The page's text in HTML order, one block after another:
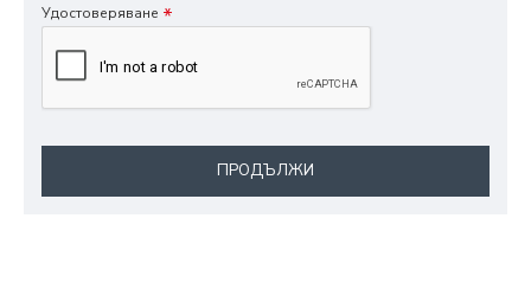
Удостоверяване
ПРОДЪЛЖИ